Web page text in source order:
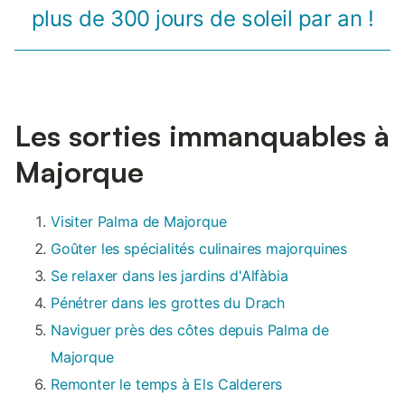
plus de 300 jours de soleil par an !
Les sorties immanquables à
Majorque
Visiter Palma de Majorque
Goûter les spécialités culinaires majorquines
Se relaxer dans les jardins d'Alfàbia
Pénétrer dans les grottes du Drach
Naviguer près des côtes depuis Palma de
Majorque
Remonter le temps à Els Calderers